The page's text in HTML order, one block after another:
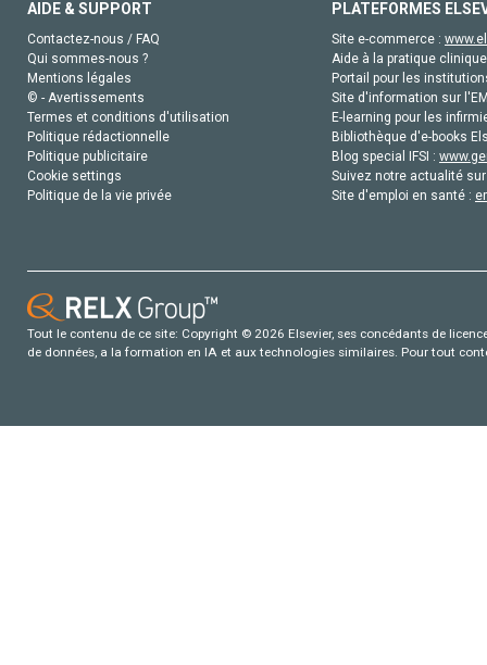
AIDE & SUPPORT
Contactez-nous / FAQ
Qui sommes-nous ?
Mentions légales
© - Avertissements
Termes et conditions d'utilisation
Politique rédactionnelle
Politique publicitaire
Cookie settings
Politique de la vie privée
PLATEFORMES
Site e-commerce :
Aide à la pratique
Portail pour les
Site d'information sur
E-learning pour les
Bibliothèque d'e-books
Blog special IFSI :
Suivez notre actualité
Site d'emploi en santé :
Tout le contenu de ce site: Copyright © 2026 Elsevier, ses concédants de
de données, a la formation en IA et aux technologies similaires. Pour tout